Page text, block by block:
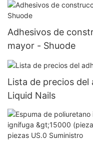
Adhesivos de
mayor - Shuode
Lista de precios del
Liquid Nails